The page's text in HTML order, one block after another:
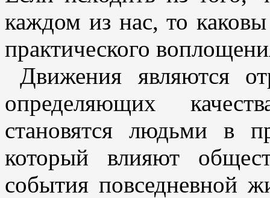
каждом из нас, то
практического
Движения являются
определяющих
становятся людьми в
который влияют
события повседневной